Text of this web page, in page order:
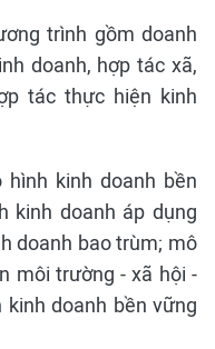
trình gồm doanh
doanh, hợp tác xã,
tác thực hiện kinh
kinh doanh bền
kinh doanh áp dụng
doanh bao trùm; mô
môi trường - xã hội -
kinh doanh bền vững